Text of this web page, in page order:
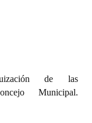
de las
Municipal.